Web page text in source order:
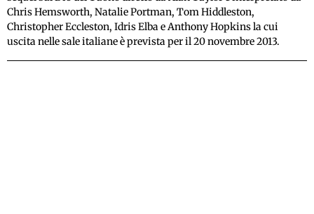
Chris Hemsworth, Natalie Portman, Tom Hiddleston,
Christopher Eccleston, Idris Elba e Anthony Hopkins la cui
uscita nelle sale italiane è prevista per il 20 novembre 2013.